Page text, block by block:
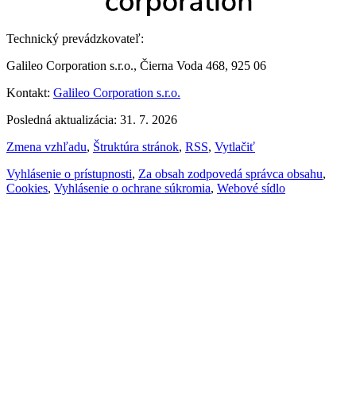
Technický prevádzkovateľ:
Galileo Corporation s.r.o., Čierna Voda 468, 925 06
Kontakt: Galileo Corporation s.r.o.
Posledná aktualizácia: 31. 7. 2026
Zmena vzhľadu, Štruktúra stránok, RSS, Vytlačiť
Vyhlásenie o prístupnosti, Za obsah zodpovedá správca obsahu,
Cookies, Vyhlásenie o ochrane súkromia, Webové sídlo